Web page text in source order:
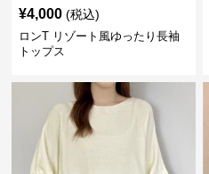
¥4,000 (税込)
ロンT リゾート風ゆったり長袖
トップス